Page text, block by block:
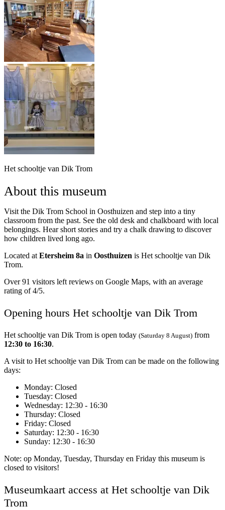
Het schooltje van Dik Trom
About this museum
Visit the Dik Trom School in Oosthuizen and step into a tiny
classroom from the past. See the old desk and chalkboard with local
belongings. Hear short stories and try a chalk drawing to discover
how children lived long ago.
Located at Etersheim 8a in Oosthuizen is Het schooltje van Dik
Trom.
Over 91 visitors left reviews on Google Maps, with an average
rating of 4/5.
Opening hours Het schooltje van Dik Trom
Het schooltje van Dik Trom is open today (Saturday 8 August) from
12:30 to 16:30.
A visit to Het schooltje van Dik Trom can be made on the following
days:
Monday: Closed
Tuesday: Closed
Wednesday: 12:30 - 16:30
Thursday: Closed
Friday: Closed
Saturday: 12:30 - 16:30
Sunday: 12:30 - 16:30
Note: op Monday, Tuesday, Thursday en Friday this museum is
closed to visitors!
Museumkaart access at Het schooltje van Dik
Trom